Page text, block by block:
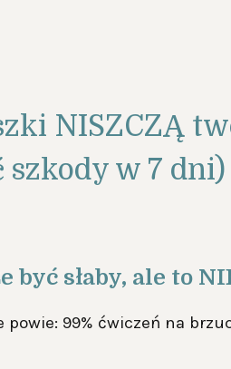
NISZCZĄ
w 7 dni)
być słaby, ale to
99% ćwiczeń na